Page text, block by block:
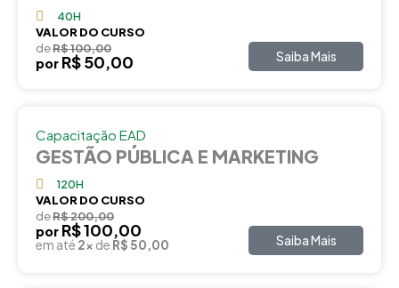
40H
VALOR DO CURSO
deR$ 100,00
por R$ 50,00 Saiba Mais
Capacitação EAD
GESTÃO PÚBLICA E MARKETING
120H
VALOR DO CURSO
deR$ 200,00
por R$ 100,00
em até 2x de R$ 50,00 Saiba Mais